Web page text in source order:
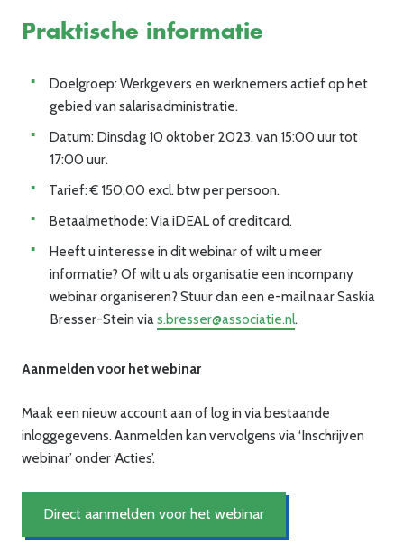
Praktische informatie
Doelgroep: Werkgevers en werknemers actief op het
gebied van salarisadministratie.
Datum: Dinsdag 10 oktober 2023, van 15:00 uur tot
17:00 uur.
Tarief: € 150,00 excl. btw per persoon.
Betaalmethode: Via iDEAL of creditcard.
Heeft u interesse in dit webinar of wilt u meer
informatie? Of wilt u als organisatie een incompany
webinar organiseren? Stuur dan een e-mail naar Saskia
Bresser-Stein vias.bresser@associatie.nl.
Aanmelden voor het webinar
Maak een nieuw account aan of log in via bestaande
inloggegevens. Aanmelden kan vervolgens via ‘Inschrijven
webinar’ onder ‘Acties’.
Direct aanmelden voor het webinar